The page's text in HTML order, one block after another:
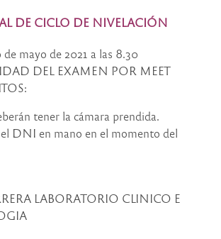
DE CICLO DE NIVELACIÓN
de mayo de 2021 a las 8.30
DEL EXAMEN POR MEET
tener la cámara prendida.
DNI en mano en el momento del
LABORATORIO CLINICO E